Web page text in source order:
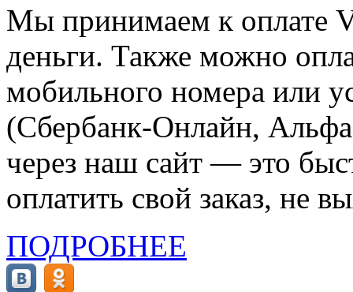
Мы принимаем к оплате
деньги. Также можно
мобильного номера или
(Сбербанк-Онлайн,
через наш сайт — это
оплатить свой заказ, не
ПОДРОБНЕЕ